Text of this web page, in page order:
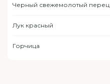
Черный свежемолотый перец
Лук красный
Горчица